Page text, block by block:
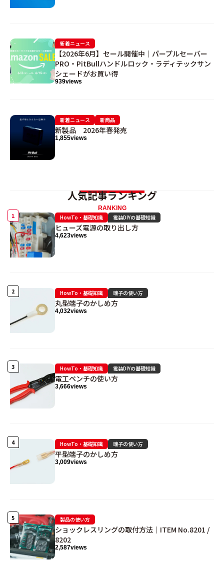
新着ニュース
【2026年6月】セール開催中｜パープルセーバー
PRO・PitBullハンドルロック・ラディテックサン
シェードがお買い得
939views
新着ニュース 新商品
新製品 2026年春発売
1,855views
人気記事ランキング
RANKING
HowTo・基礎知識 電装DIYの基礎知識
ヒューズ電源の取り出し方
4,623views
HowTo・基礎知識 端子の使い方
丸型端子のかしめ方
4,032views
HowTo・基礎知識 電装DIYの基礎知識
電工ペンチの使い方
3,666views
HowTo・基礎知識 端子の使い方
平型端子のかしめ方
3,009views
製品の使い方
ショックレスリングの取付方法｜ITEM No.8201 /
8202
2,587views